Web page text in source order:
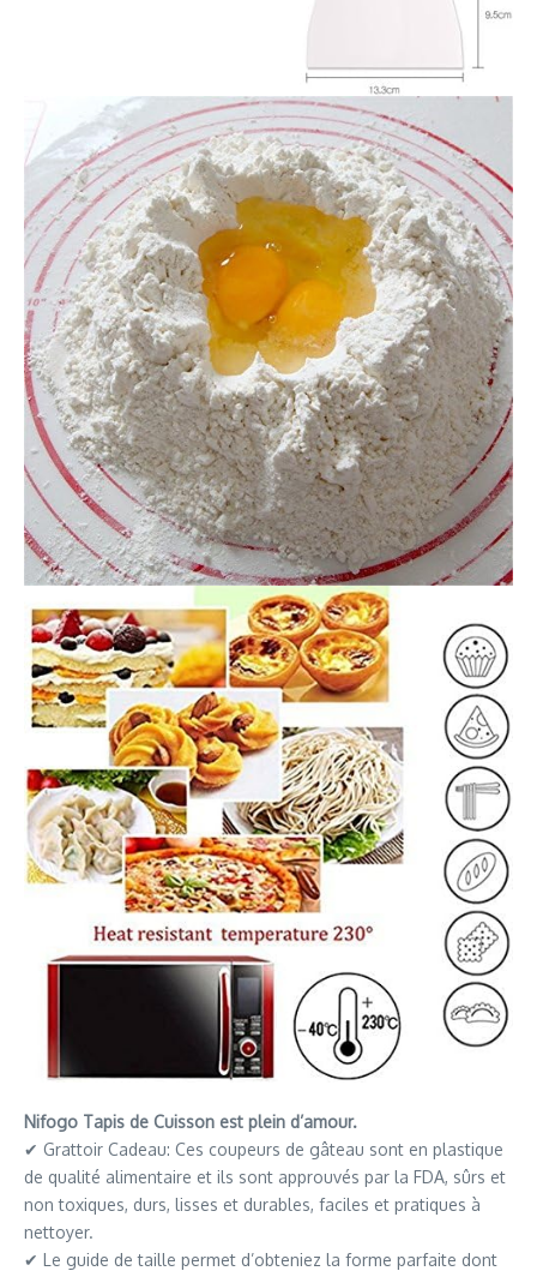
Nifogo Tapis de Cuisson est plein d’amour.
✔ Grattoir Cadeau: Ces coupeurs de gâteau sont en plastique
de qualité alimentaire et ils sont approuvés par la FDA, sûrs et
non toxiques, durs, lisses et durables, faciles et pratiques à
nettoyer.
✔ Le guide de taille permet d’obteniez la forme parfaite dont